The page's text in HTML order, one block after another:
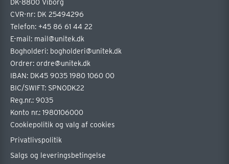
DK-8800 Viborg
CVR-nr: DK 25494296
Telefon: +45 86 61 44 22
E-mail: mail@unitek.dk
Bogholderi: bogholderi@unitek.dk
Ordrer: ordre@unitek.dk
IBAN: DK45 9035 1980 1060 00
BIC/SWIFT: SPNODK22
Reg.nr.: 9035
Konto nr.: 1980106000
Cookiepolitik og valg af cookies
Privatlivspolitik
Salgs og leveringsbetingelse